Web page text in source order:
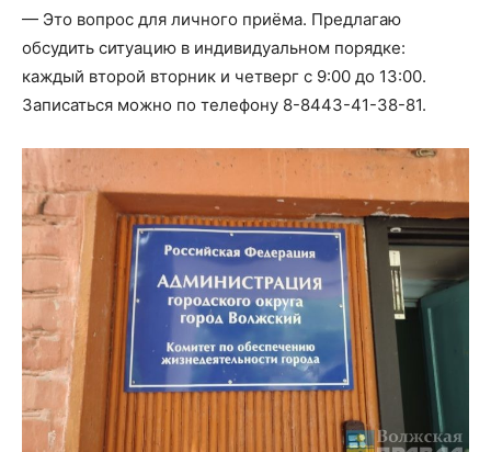
— Это вопрос для личного приёма. Предлагаю
обсудить ситуацию в индивидуальном порядке:
каждый второй вторник и четверг с 9:00 до 13:00.
Записаться можно по телефону 8-8443-41-38-81.